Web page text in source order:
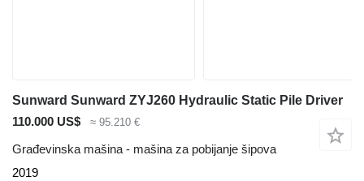
Sunward Sunward ZYJ260 Hydraulic Static Pile Driver
110.000 US$
≈ 95.210 €
Građevinska mašina - mašina za pobijanje šipova
2019